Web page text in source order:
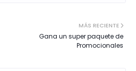
MÁS RECIENTE
Gana un super paquete de
Promocionales